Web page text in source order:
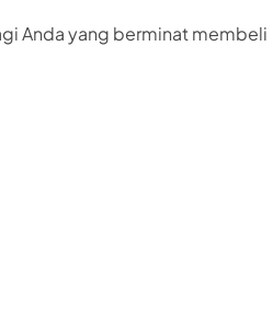
Anda yang berminat membeli